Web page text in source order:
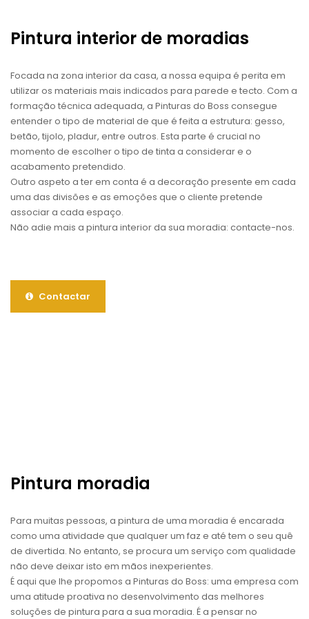
Pintura interior de moradias
Focada na zona interior da casa, a nossa equipa é perita em
utilizar os materiais mais indicados para parede e tecto. Com a
formação técnica adequada, a Pinturas do Boss consegue
entender o tipo de material de que é feita a estrutura: gesso,
betão, tijolo, pladur, entre outros. Esta parte é crucial no
momento de escolher o tipo de tinta a considerar e o
acabamento pretendido.
Outro aspeto a ter em conta é a decoração presente em cada
uma das divisões e as emoções que o cliente pretende
associar a cada espaço.
Não adie mais a pintura interior da sua moradia: contacte-nos.
Contactar
Pintura moradia
Para muitas pessoas, a pintura de uma moradia é encarada
como uma atividade que qualquer um faz e até tem o seu quê
de divertida. No entanto, se procura um serviço com qualidade
não deve deixar isto em mãos inexperientes.
É aqui que lhe propomos a Pinturas do Boss: uma empresa com
uma atitude proativa no desenvolvimento das melhores
soluções de pintura para a sua moradia. É a pensar no